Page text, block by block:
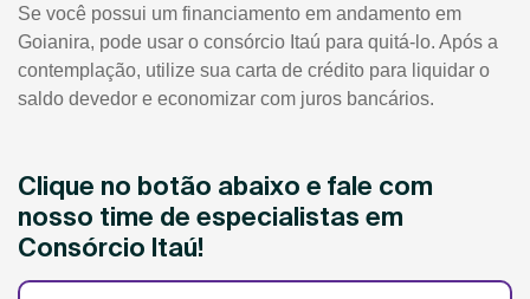
Se você possui um financiamento em andamento em
Goianira, pode usar o consórcio Itaú para quitá-lo. Após a
contemplação, utilize sua carta de crédito para liquidar o
saldo devedor e economizar com juros bancários.
Clique no botão abaixo e fale com
nosso time de especialistas em
Consórcio Itaú!